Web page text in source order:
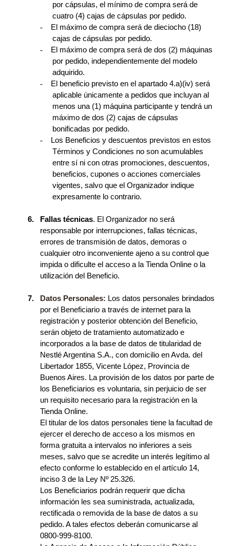
por cápsulas, el mínimo de compra será de
cuatro (4) cajas de cápsulas por pedido.
-
El máximo de compra será de dieciocho (18)
cajas de cápsulas por pedido.
-
El máximo de compra será de dos (2) máquinas
por pedido, independientemente del modelo
adquirido.
-
El beneficio previsto en el apartado 4.a)(iv) será
aplicable únicamente a pedidos que incluyan al
menos una (1) máquina participante y tendrá un
máximo de dos (2) cajas de cápsulas
bonificadas por pedido.
-
Los Beneficios y descuentos previstos en estos
Términos y Condiciones no son acumulables
entre sí ni con otras promociones, descuentos,
beneficios, cupones o acciones comerciales
vigentes, salvo que el Organizador indique
expresamente lo contrario.
6. Fallas técnicas. El Organizador no será
responsable por interrupciones, fallas técnicas,
errores de transmisión de datos, demoras o
cualquier otro inconveniente ajeno a su control que
impida o dificulte el acceso a la Tienda Online o la
utilización del Beneficio.
7. Datos Personales: Los datos personales brindados
por el Beneficiario a través de internet para la
registración y posterior obtención del Beneficio,
serán objeto de tratamiento automatizado e
incorporados a la base de datos de titularidad de
Nestlé Argentina S.A., con domicilio en Avda. del
Libertador 1855, Vicente López, Provincia de
Buenos Aires. La provisión de los datos por parte de
los Beneficiarios es voluntaria, sin perjuicio de ser
un requisito necesario para la registración en la
Tienda Online.
El titular de los datos personales tiene la facultad de
ejercer el derecho de acceso a los mismos en
forma gratuita a intervalos no inferiores a seis
meses, salvo que se acredite un interés legítimo al
efecto conforme lo establecido en el artículo 14,
inciso 3 de la Ley Nº 25.326.
Los Beneficiarios podrán requerir que dicha
información les sea suministrada, actualizada,
rectificada o removida de la base de datos a su
pedido. A tales efectos deberán comunicarse al
0800-999-8100.